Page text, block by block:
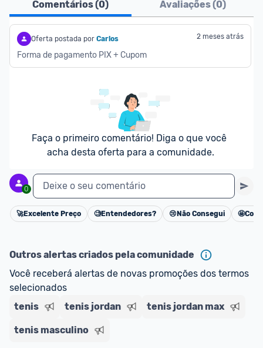
Comentários (0) Avaliações (0)
Oferta postada por Carlos 2 meses atrás
Forma de pagamento PIX + Cupom
Faça o primeiro comentário! Diga o que você
acha desta oferta para a comunidade.
0 Deixe o seu comentário
Cancelar
🚀Excelente Preço 🧐Entendedores? 😢 Não Consegui 🤩
Outros alertas criados pela comunidade
Você receberá alertas de novas promoções dos termos
selecionados
tenis
tenis jordan tenis jordan max
tenis masculino